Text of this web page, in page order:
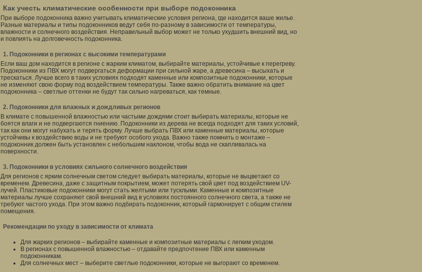
Как учесть климатические особенности при выборе подоконника
При выборе подоконника важно учитывать климатические условия региона, где находится ваше жилье.
Разные материалы и типы подоконников ведут себя по-разному в зависимости от температуры,
влажности и солнечного воздействия. Неправильный выбор может не только ухудшить внешний вид, но
и повлиять на долговечность подоконника.
1. Подоконники в регионах с высокими температурами
Если ваш дом находится в регионе с жарким климатом, выбирайте материалы, устойчивые к перегреву.
Подоконники из ПВХ могут подвергаться деформации при сильной жаре, а древесина – высыхать и
трескаться. Лучше всего в таких условиях подходят каменные или композитные подоконники, которые
не изменяют свою форму под воздействием температуры. Также важно обратить внимание на цвет
подоконника – светлые оттенки не будут так сильно нагреваться, как темные.
2. Подоконники для влажных и дождливых регионов
В климате с повышенной влажностью или частыми дождями стоит выбирать материалы, которые не
боятся влаги и не подвергаются гниению. Подоконники из дерева не всегда подходят для таких условий,
так как они могут набухать и терять форму. Лучше выбрать ПВХ или каменные материалы, которые
устойчивы к воздействию воды и не требуют особого ухода. Важно также помнить о монтаже –
подоконник должен быть установлен с небольшим наклоном, чтобы вода не скапливалась на
поверхности.
3. Подоконники в условиях сильного солнечного воздействия
Для регионов с ярким солнечным светом следует выбирать материалы, которые не выцветают со
временем. Древесина, даже с защитным покрытием, может потерять свой цвет под воздействием UV-
лучей. Пластиковые подоконники могут стать желтыми или тусклыми. Каменные и композитные
материалы лучше сохраняют свой внешний вид в условиях постоянного солнечного света, а также не
требуют частого ухода. При этом важно подбирать подоконник, который гармонирует с общим стилем
помещения.
Рекомендации по уходу в зависимости от климата
Для жарких регионов – выбирайте каменные и композитные материалы с легким уходом.
В регионах с повышенной влажностью – отдавайте предпочтение ПВХ или каменным
подоконникам.
Для солнечных мест – выберите светлые подоконники, которые не выгорают со временем.